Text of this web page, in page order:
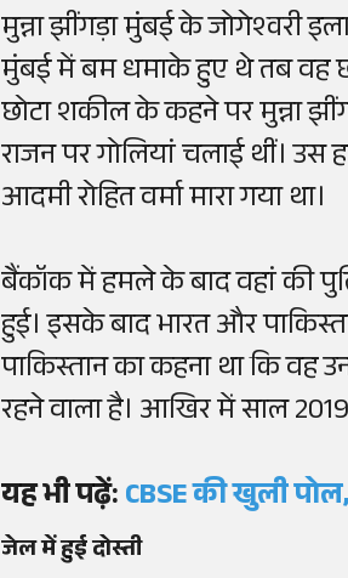
मुन्ना झींगड़ा मुंबई के जोगेश्वरी
मुंबई में बम धमाके हुए थे तब वह
छोटा शकील के कहने पर मुन्ना
राजन पर गोलियां चलाई थीं।
आदमी रोहित वर्मा मारा गया था।
बैंकॉक में हमले के बाद वहां की
हुई। इसके बाद भारत और
पाकिस्तान का कहना था कि वह
रहने वाला है। आखिर में साल
यह भी पढ़ें:CBSE की खुली
जेल में हुई दोस्ती